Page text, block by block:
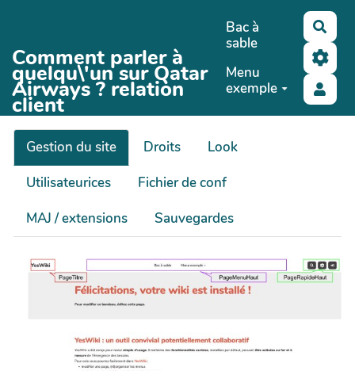
Comment parler à
quelqu\'un sur Qatar
Airways ? relation
client
Bac à
sable
Menu
exemple
Gestion du site Droits
Look
Utilisateurices
Fichier de conf
MAJ / extensions
Sauvegardes